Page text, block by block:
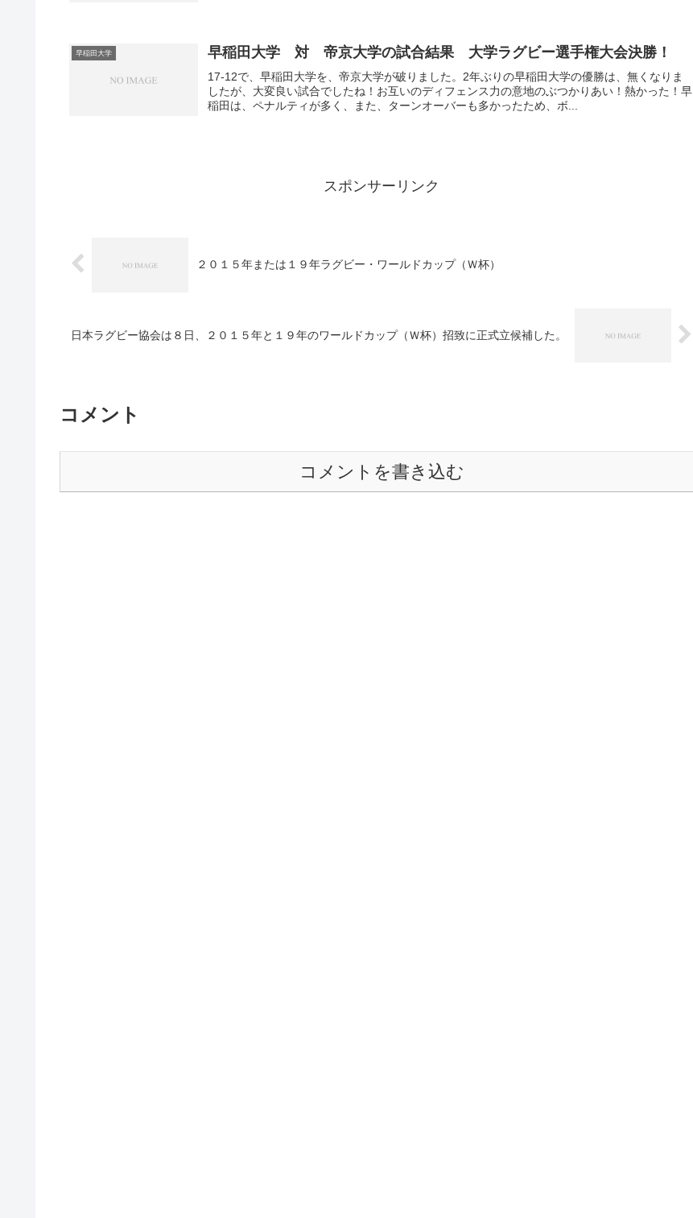
早稲田大学 早稲田大学 対 帝京大学の試合結果 大学ラグビー選手権大会決勝！
17-12で、早稲田大学を、帝京大学が破りました。2年ぶりの早稲田大学の優勝は、無くなりま
したが、大変良い試合でしたね！お互いのディフェンス力の意地のぶつかりあい！熱かった！早
稲田は、ペナルティが多く、また、ターンオーバーも多かったため、ボ...
スポンサーリンク
２０１５年または１９年ラグビー・ワールドカップ（Ｗ杯）
日本ラグビー協会は８日、２０１５年と１９年のワールドカップ（Ｗ杯）招致に正式立候補した。
コメント
コメントを書き込む